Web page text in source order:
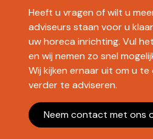
Heeft u vragen of wilt u
adviseurs staan voor u
uw horeca inrichting. Vul
en wij nemen zo snel
Wij kijken ernaar uit om u
verder te adviseren.
Neem contact met ons